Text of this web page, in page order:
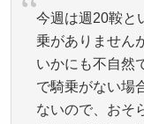
今週は週20鞍と
乗がありません
いかにも不自然
で騎乗がない場
ないので、おそ